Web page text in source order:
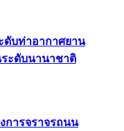
ดับท่าอากาศยาน
ะดับนานาชาติ
การจราจรถนน